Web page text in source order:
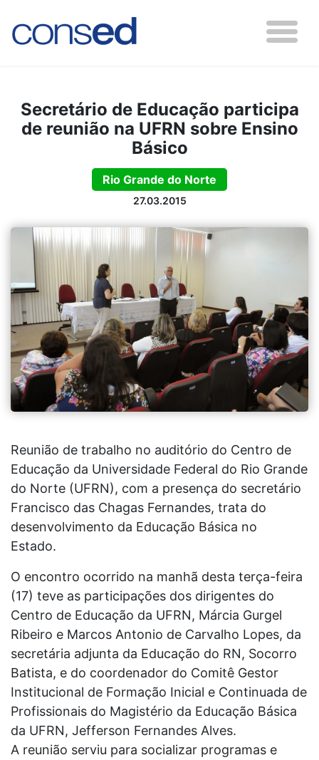
Secretário de Educação participa
de reunião na UFRN sobre Ensino
Básico
Rio Grande do Norte
27.03.2015
Reunião de trabalho no auditório do Centro de
Educação da Universidade Federal do Rio Grande
do Norte (UFRN), com a presença do secretário
Francisco das Chagas Fernandes, trata do
desenvolvimento da Educação Básica no
Estado.
O encontro ocorrido na manhã desta terça-feira
(17) teve as participações dos dirigentes do
Centro de Educação da UFRN, Márcia Gurgel
Ribeiro e Marcos Antonio de Carvalho Lopes, da
secretária adjunta da Educação do RN, Socorro
Batista, e do coordenador do Comitê Gestor
Institucional de Formação Inicial e Continuada de
Profissionais do Magistério da Educação Básica
da UFRN, Jefferson Fernandes Alves.
A reunião serviu para socializar programas e